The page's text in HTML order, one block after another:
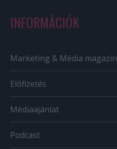
INFORMÁCIÓK
Marketing & Média magazin
Előfizetés
Médiaajánlat
Podcast